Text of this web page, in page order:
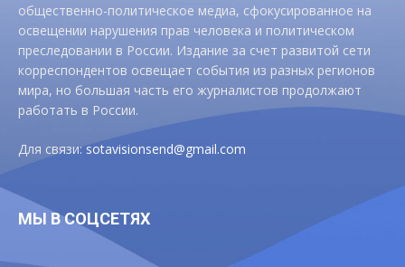
общественно-политическое медиа, сфокусированное на
освещении нарушения прав человека и политическом
преследовании в России. Издание за счет развитой сети
корреспондентов освещает события из разных регионов
мира, но большая часть его журналистов продолжают
работать в России.
Для связи:sotavisionsend@gmail.com
МЫ В СОЦСЕТЯХ